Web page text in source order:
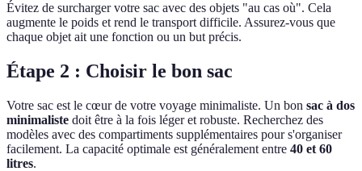
Évitez de surcharger votre sac avec des objets "au cas où". Cela
augmente le poids et rend le transport difficile. Assurez-vous que
chaque objet ait une fonction ou un but précis.
Étape 2 : Choisir le bon sac
Votre sac est le cœur de votre voyage minimaliste. Un bon sac à dos
minimaliste doit être à la fois léger et robuste. Recherchez des
modèles avec des compartiments supplémentaires pour s'organiser
facilement. La capacité optimale est généralement entre 40 et 60
litres.